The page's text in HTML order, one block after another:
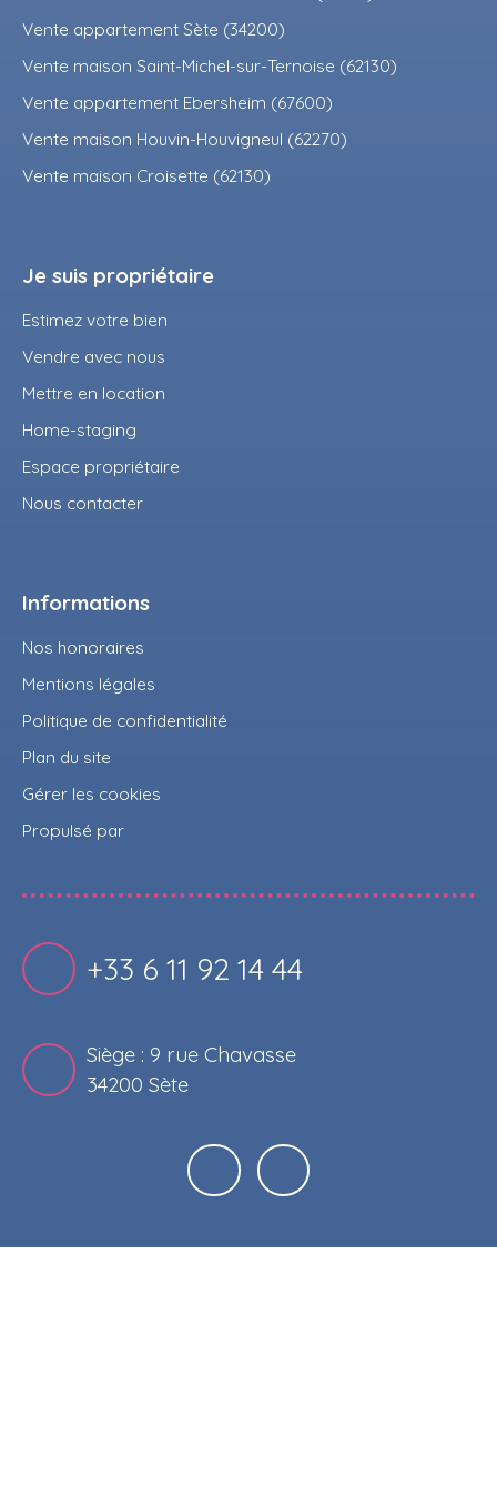
Vente appartement Sète (34200)
Vente maison Saint-Michel-sur-Ternoise (62130)
Vente appartement Ebersheim (67600)
Vente maison Houvin-Houvigneul (62270)
Vente maison Croisette (62130)
Je suis propriétaire
Estimez votre bien
Vendre avec nous
Mettre en location
Home-staging
Espace propriétaire
Nous contacter
Informations
Nos honoraires
Mentions légales
Politique de confidentialité
Plan du site
Gérer les cookies
Propulsé par
+33 6 11 92 14 44
Siège : 9 rue Chavasse
34200 Sète